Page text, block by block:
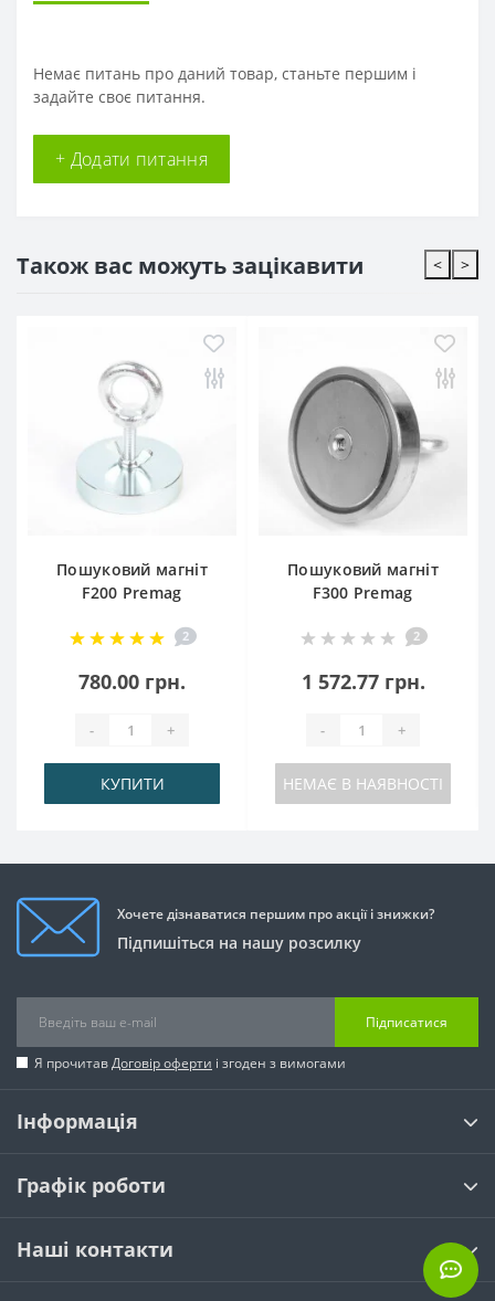
Немає питань про даний товар, станьте першим і
задайте своє питання.
+ Додати питання
Також вас можуть зацікавити <
Пошуковий магніт
F200 Premag
2
780.00 грн.
- +
КУПИТИ
Пошуковий магніт
F300 Premag
2
1 572.77 грн.
- +
НЕМАЄ В НАЯВНОСТІ
>
Хочете дізнаватися першим про акції і знижки?
Підпишіться на нашу розсилку
Підписатися
Я прочитавДоговір оферти і згоден з вимогами
Інформація
Графік роботи
Наші контакти